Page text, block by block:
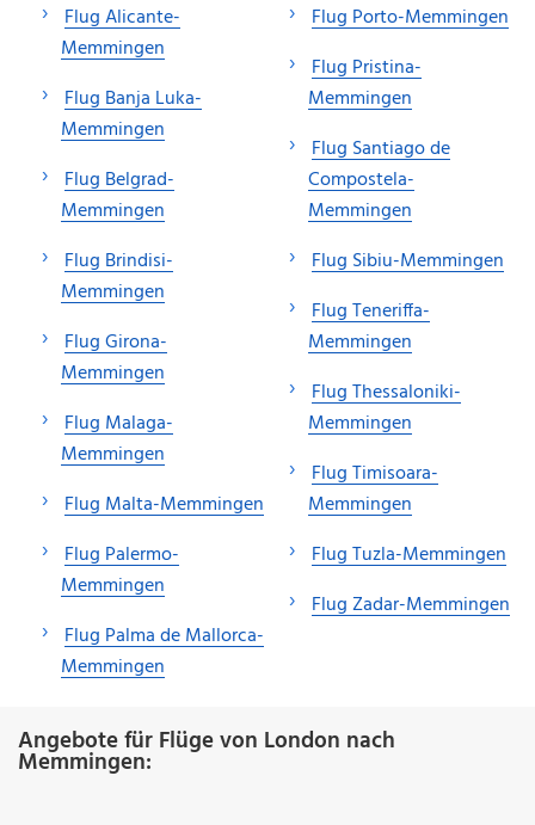
Flug Alicante-
Memmingen
Flug Banja Luka-
Memmingen
Flug Belgrad-
Memmingen
Flug Brindisi-
Memmingen
Flug Girona-
Memmingen
Flug Malaga-
Memmingen
Flug Malta-Memmingen
Flug Palermo-
Memmingen
Flug Palma de Mallorca-
Memmingen
Flug Porto-Memmingen
Flug Pristina-
Memmingen
Flug Santiago de
Compostela-
Memmingen
Flug Sibiu-Memmingen
Flug Teneriffa-
Memmingen
Flug Thessaloniki-
Memmingen
Flug Timisoara-
Memmingen
Flug Tuzla-Memmingen
Flug Zadar-Memmingen
Angebote für Flüge von London nach
Memmingen: